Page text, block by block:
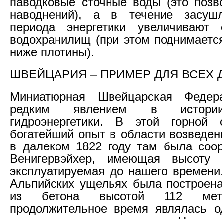
наводнений), а в течение
периода энергетики
водохранилищ (при этом
ниже плотины).
ШВЕЙЦАРИЯ – ПРИМЕР ДЛЯ ВСЕХ
Миниатюрная Швейцарская
редким явлением в
гидроэнергетики. В этой горной
богатейший опыт в области
в далеком 1822 году там была
Венигервэйхер, имеющая
эксплуатируемая до нашего
Альпийских ущельях была
из бетона высотой 112
продолжительное время являлась